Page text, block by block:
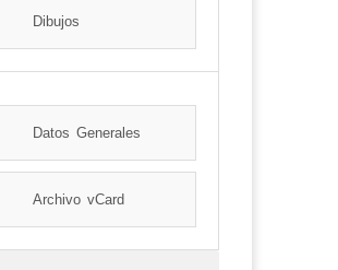
Dibujos
Datos Generales
Archivo vCard